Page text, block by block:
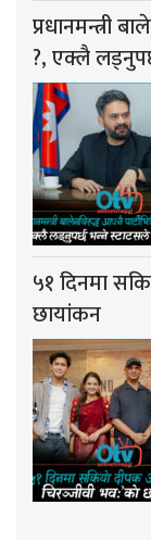
प्रधानमन्त्री
?, एक्लै
५१ दिनमा
छायांकन